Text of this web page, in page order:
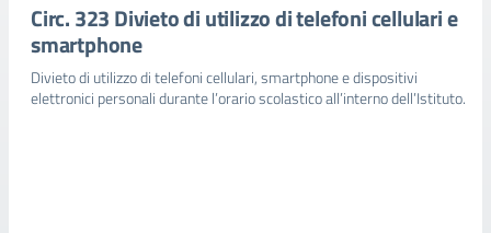
Circ. 323 Divieto di utilizzo di telefoni cellulari e
smartphone
Divieto di utilizzo di telefoni cellulari, smartphone e dispositivi
elettronici personali durante l’orario scolastico all’interno dell’Istituto.